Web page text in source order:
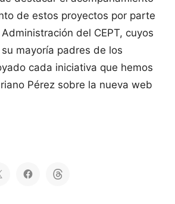
de estos proyectos por parte
del CEPT, cuyos
mayoría padres de los
cada iniciativa que hemos
Pérez sobre la nueva web